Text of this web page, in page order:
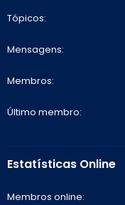
Tópicos
Mensagens
Membros
Último membro
Estatísticas Online
Membros online